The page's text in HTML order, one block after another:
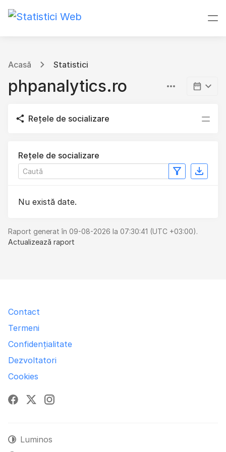
Acasă Statistici
phpanalytics.ro
Rețele de socializare
Rețele de socializare
Nu există date.
Raport generat în 09-08-2026 la 07:30:41 (UTC +03:00).
Actualizează raport
Contact
Termeni
Confidențialitate
Dezvoltatori
Cookies
Facebook
X Instagram
Luminos